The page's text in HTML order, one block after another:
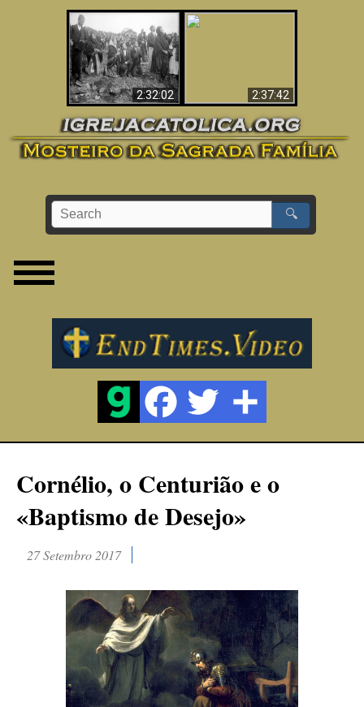
2:32:02
O Terceiro Segredo
de Fátima
2:37:42
🔍
Cornélio, o Centurião e o
«Baptismo de Desejo»
27 Setembro 2017